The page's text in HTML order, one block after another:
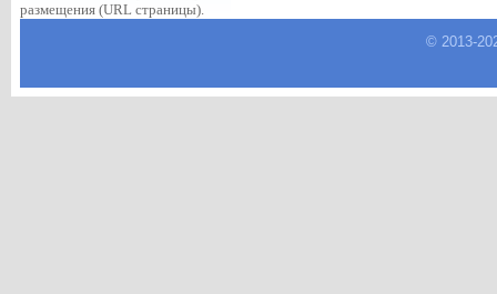
размещения (URL страницы).
© 2013-